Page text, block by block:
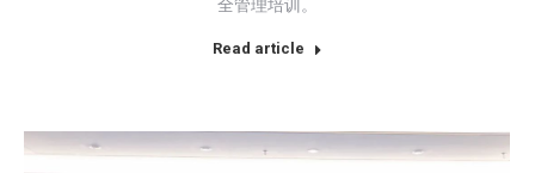
全管理培训。
Read article